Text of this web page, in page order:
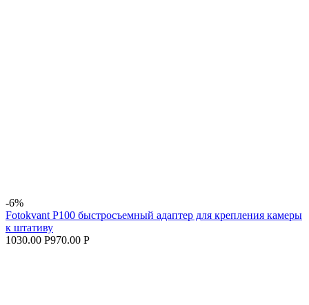
-6%
Fotokvant P100 быстросъемный адаптер для крепления камеры
к штативу
1030.00 Р970.00 Р